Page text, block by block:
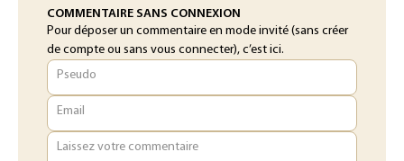
COMMENTAIRE SANS CONNEXION
Pour déposer un commentaire en mode invité (sans créer
de compte ou sans vous connecter), c’est ici.
Pseudo
Email
Laissez votre commentaire